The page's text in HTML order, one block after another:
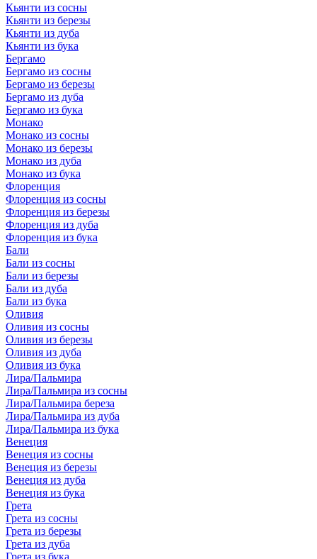
Кьянти из сосны
Кьянти из березы
Кьянти из дуба
Кьянти из бука
Бергамо
Бергамо из сосны
Бергамо из березы
Бергамо из дуба
Бергамо из бука
Монако
Монако из сосны
Монако из березы
Монако из дуба
Монако из бука
Флоренция
Флоренция из сосны
Флоренция из березы
Флоренция из дуба
Флоренция из бука
Бали
Бали из сосны
Бали из березы
Бали из дуба
Бали из бука
Оливия
Оливия из сосны
Оливия из березы
Оливия из дуба
Оливия из бука
Лира/Пальмира
Лира/Пальмира из сосны
Лира/Пальмира береза
Лира/Пальмира из дуба
Лира/Пальмира из бука
Венеция
Венеция из сосны
Венеция из березы
Венеция из дуба
Венеция из бука
Грета
Грета из сосны
Грета из березы
Грета из дуба
Грета из бука